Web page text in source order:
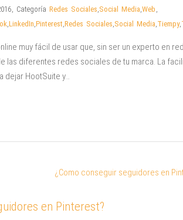
, Categoría Redes Sociales,Social Media,Web ,
,LinkedIn,Pinterest,Redes Sociales,Social Media,Tiempy,
muy fácil de usar que, sin ser un experto en
las diferentes redes sociales de tu marca. La
dejar HootSuite y…
en Pinterest?